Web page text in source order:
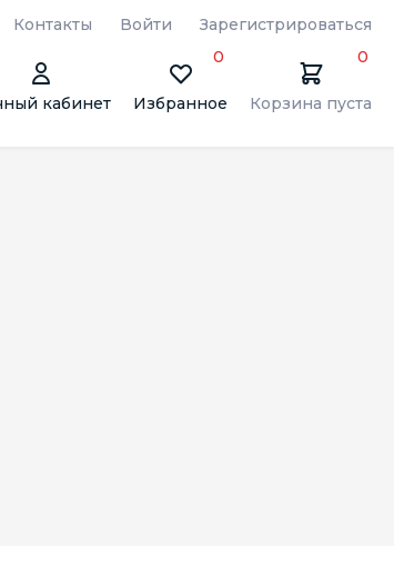
Контакты Войти Зарегистрироваться
кабинет Избранное
0
Корзина пуста
0